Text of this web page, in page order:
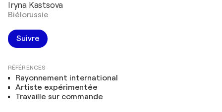
Iryna Kastsova
Biélorussie
Suivre
RÉFÉRENCES
Rayonnement international
Artiste expérimentée
Travaille sur commande